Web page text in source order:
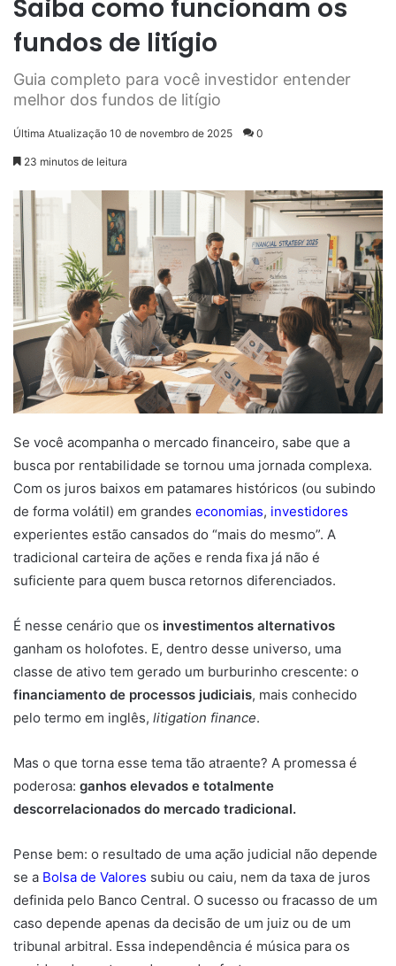
Saiba como funcionam os
fundos de litígio
Guia completo para você investidor entender
melhor dos fundos de litígio
Última Atualização 10 de novembro de 2025 0
23 minutos de leitura
Se você acompanha o mercado financeiro, sabe que a
busca por rentabilidade se tornou uma jornada complexa.
Com os juros baixos em patamares históricos (ou subindo
de forma volátil) em grandes economias, investidores
experientes estão cansados do “mais do mesmo”. A
tradicional carteira de ações e renda fixa já não é
suficiente para quem busca retornos diferenciados.
É nesse cenário que os investimentos alternativos
ganham os holofotes. E, dentro desse universo, uma
classe de ativo tem gerado um burburinho crescente: o
financiamento de processos judiciais, mais conhecido
pelo termo em inglês, litigation finance.
Mas o que torna esse tema tão atraente? A promessa é
poderosa: ganhos elevados e totalmente
descorrelacionados do mercado tradicional.
Pense bem: o resultado de uma ação judicial não depende
se a Bolsa de Valores subiu ou caiu, nem da taxa de juros
definida pelo Banco Central. O sucesso ou fracasso de um
caso depende apenas da decisão de um juiz ou de um
tribunal arbitral. Essa independência é música para os